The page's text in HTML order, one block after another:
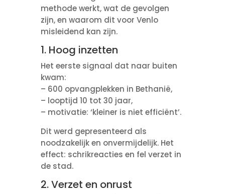
methode werkt, wat de gevolgen
zijn, en waarom dit voor Venlo
misleidend kan zijn.
1. Hoog inzetten
Het eerste signaal dat naar buiten
kwam:
– 600 opvangplekken in Bethanië,
– looptijd 10 tot 30 jaar,
– motivatie: ‘kleiner is niet efficiënt’.
Dit werd gepresenteerd als
noodzakelijk en onvermijdelijk. Het
effect: schrikreacties en fel verzet in
de stad.
2. Verzet en onrust